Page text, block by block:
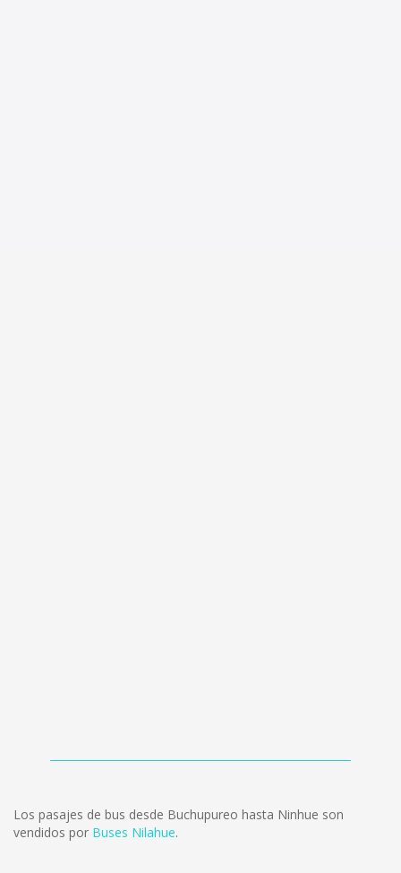
Los pasajes de bus desde Buchupureo hasta Ninhue son
vendidos por Buses Nilahue.